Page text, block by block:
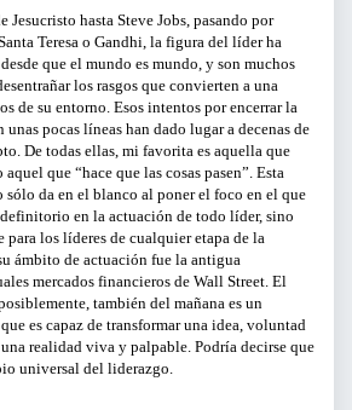
DE EMPLEO
REDONDAS
Jesucristo hasta Steve Jobs, pasando por
Teresa o Gandhi, la figura del líder ha
que el mundo es mundo, y son muchos
los rasgos que convierten a una
de su entorno. Esos intentos por encerrar la
pocas líneas han dado lugar a decenas de
De todas ellas, mi favorita es aquella que
que “hace que las cosas pasen”. Esta
da en el blanco al poner el foco en el que
definitorio en la actuación de todo líder, sino
para los líderes de cualquier etapa de la
ámbito de actuación fue la antigua
mercados financieros de Wall Street. El
también del mañana es un
es capaz de transformar una idea, voluntad
realidad viva y palpable. Podría decirse que
universal del liderazgo.